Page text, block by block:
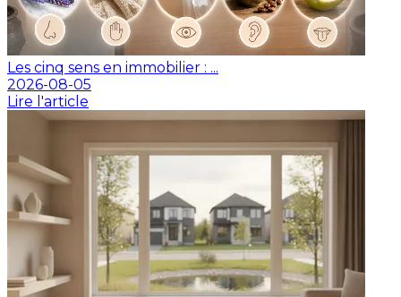
Les cinq sens en immobilier : ...
2026-08-05
Lire l'article